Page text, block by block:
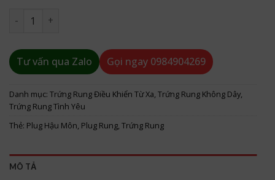
Plug Rung Thụt Hình Dương Vật Có Điều Khiển Từ Xa số
Tư vấn qua Zalo Gọi ngay 0984904269
Danh mục: Trứng Rung Điều Khiển Từ Xa, Trứng Rung Không Dây,
Trứng Rung Tình Yêu
Thẻ: Plug Hậu Môn, Plug Rung, Trứng Rung
MÔ TẢ